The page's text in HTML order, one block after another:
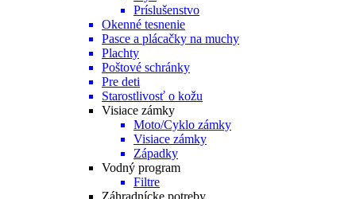
Príslušenstvo
Okenné tesnenie
Pasce a plácačky na muchy
Plachty
Poštové schránky
Pre deti
Starostlivosť o kožu
Visiace zámky
Moto/Cyklo zámky
Visiace zámky
Západky
Vodný program
Filtre
Záhradnícke potreby